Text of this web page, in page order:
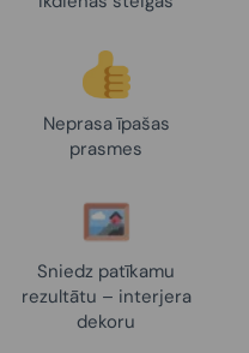
Neprasa īpašas
prasmes
Sniedz patīkamu
rezultātu – interjera
dekoru